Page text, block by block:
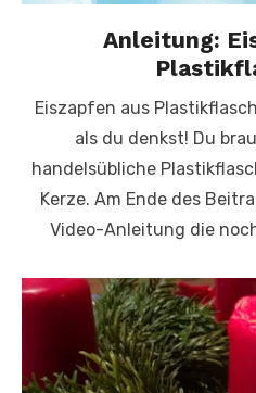
Anleitung:
Eiszapfen aus
als du denkst! Du
handelsübliche
Kerze. Am Ende des
Video-Anleitung die